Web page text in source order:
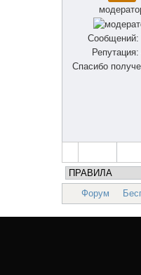
Сообщений:
Спасибо
Форум